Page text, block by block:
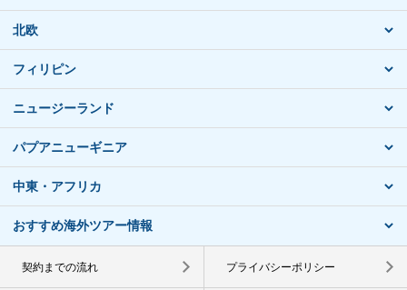
北欧
フィリピン
ニュージーランド
パプアニューギニア
中東・アフリカ
おすすめ海外ツアー情報
契約までの流れ プライバシーポリシー